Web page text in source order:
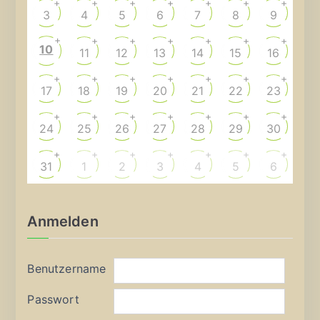
3
+
4
+
5
+
6
+
7
+
8
+
9
+
10
+
11
+
12
+
13
+
14
+
15
+
16
+
17
+
18
+
19
+
20
+
21
+
22
+
23
+
24
+
25
+
26
+
27
+
28
+
29
+
30
+
31
+
1
+
2
+
3
+
4
+
5
+
6
+
Anmelden
Benutzername
Passwort